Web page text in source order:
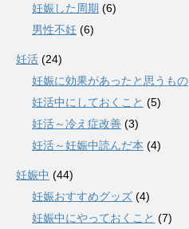
妊娠した周期 (6)
男性不妊 (6)
妊活 (24)
妊娠に効果があったと思うもの
妊活中にしておくこと (5)
妊活～冷え症改善 (3)
妊活～妊娠中読んだ本 (4)
妊娠中 (44)
妊娠おすすめグッズ (4)
妊娠中にやっておくこと (7)